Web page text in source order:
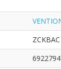
ZCKBAC